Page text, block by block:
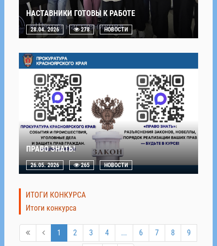
НАСТАВНИКИ ГОТОВЫ К РАБОТЕ
28.04. 2026 278 НОВОСТИ
ПРАВО ЗНАТЬ!
26.05. 2026 265 НОВОСТИ
ИТОГИ КОНКУРСА
Итоги конкурса
1 2 3 4 ... 6 7 8 9